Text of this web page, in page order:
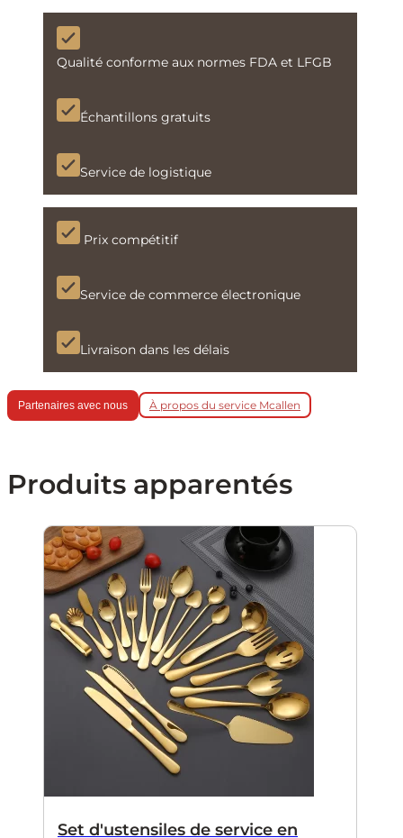
Qualité conforme aux normes FDA et LFGB
Échantillons gratuits
Service de logistique
Prix compétitif
Service de commerce électronique
Livraison dans les délais
Partenaires avec nous À propos du service Mcallen
Produits apparentés
Set d'ustensiles de service en